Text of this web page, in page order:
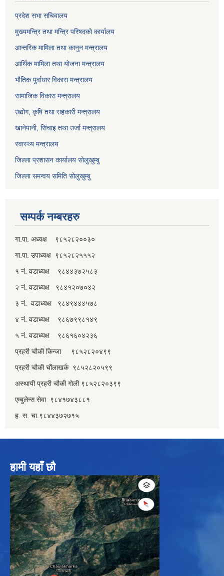
प्रदेश सभा सचिवालय
मुख्यमन्त्रि तथा मन्त्रि परिषदको कार्यालय
आन्तरिक मामिला तथा कानुन मन्त्रालय
आर्थिक मामिला तथा योजना मन्त्रालय
भौतिक पुर्वाधार विकास मन्त्रालय
सामाजिक विकास मन्त्रालय
उद्योग, कृषि तथा सहकारी मन्त्रालय
खानेपानी, सिंचाइ तथा उर्जा मन्त्रालय
स्वास्थ्य मन्त्रालय
जिल्ला प्रशासन कार्यालय सोलुखुम्बु
जिल्ला समन्वय समिति सोलुखुम्बु
सम्पर्क नम्बरहरु
गा.पा. अध्यक्ष ९८५२८२००३०
गा.पा. उपाध्यक्ष ९८५२८२५५५२
१ नं. वडाध्यक्ष ९८४४३७२५८३
२ नं. वडाध्यक्ष ९८४१२०७०४२
३ नं. वडाध्यक्ष ९८४९४४४५७८
४ नं. वडाध्यक्ष ९८६७९९८१४९
५ नं. वडाध्यक्ष ९८६१६०४२३६
प्रहरी चौकी किन्जा ९८५२८२०४९९
प्रहरी चौकी चौंलाखर्क ९८५२८२०५९९
अस्थायी प्रहरी चौकी गोली ९८५२८२०३९९
एम्बुलेन्स सेवा ९८४१७४३८८१
ह. स. चा.९८४४३७२७१५
हामी यहाँ छौ